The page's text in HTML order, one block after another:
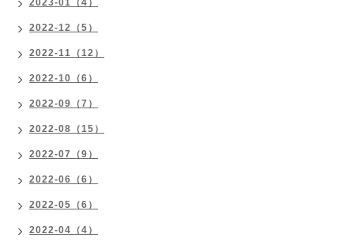
2023-01（4）
2022-12（5）
2022-11（12）
2022-10（6）
2022-09（7）
2022-08（15）
2022-07（9）
2022-06（6）
2022-05（6）
2022-04（4）